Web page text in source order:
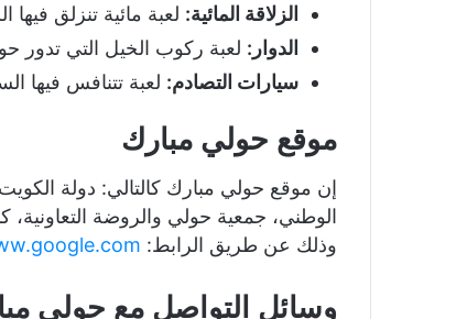
الزلاقة المائية: لعبة مائية تنزلق
الدوار: لعبة ركوب الخيل التي تدور
سيارات التصادم: لعبة تتنافس فيها
موقع حولي مبارك
إن موقع حولي مبارك كالتالي: دولة
الوطني، جمعية حولي والروضة
وذلك عن طريق الرابط:
وسائل التواصل مع حولي